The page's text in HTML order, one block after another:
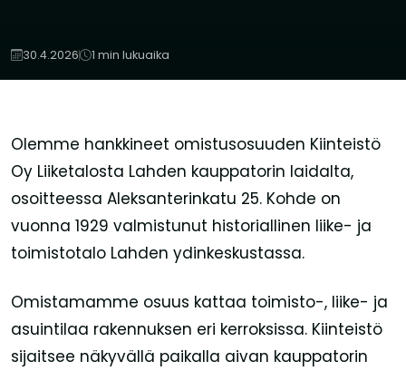
30.4.2026 1 min lukuaika
Olemme hankkineet omistusosuuden Kiinteistö
Oy Liiketalosta Lahden kauppatorin laidalta,
osoitteessa Aleksanterinkatu 25. Kohde on
vuonna 1929 valmistunut historiallinen liike- ja
toimistotalo Lahden ydinkeskustassa.
Omistamamme osuus kattaa toimisto-, liike- ja
asuintilaa rakennuksen eri kerroksissa. Kiinteistö
sijaitsee näkyvällä paikalla aivan kauppatorin